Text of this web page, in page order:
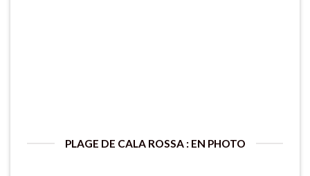
PLAGE DE CALA ROSSA : EN PHOTO